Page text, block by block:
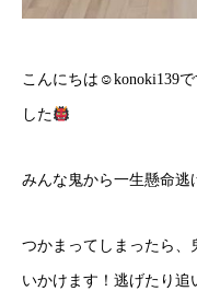
こんにちは☺konoki139
した
みんな鬼から一生懸命
つかまってしまったら、
いかけます！逃げたり